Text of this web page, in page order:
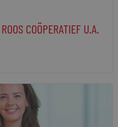
COÖPERATIEF U.A.